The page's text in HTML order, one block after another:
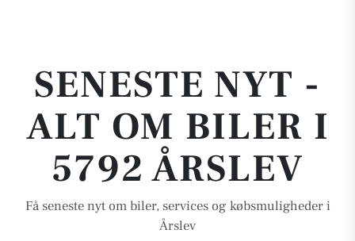
SENESTE NYT -
ALT OM BILER I
5792 ÅRSLEV
Få seneste nyt om biler, services og købsmuligheder i
Årslev